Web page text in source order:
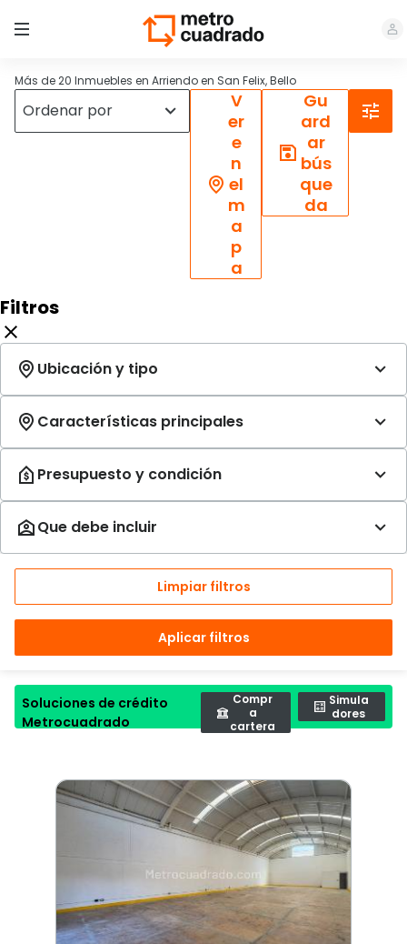
Más de 20 Inmuebles en Arriendo en San Felix, Bello
V
er
e
n
el
m
a
p
a
Gu
ard
ar
bús
que
da
Filtros
Limpiar filtros
Aplicar filtros
Soluciones de crédito
Metrocuadrado
Compr
a
cartera
Simula
dores